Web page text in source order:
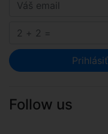
Prihlásiť
Follow us